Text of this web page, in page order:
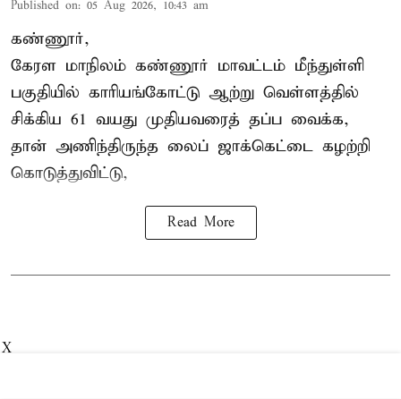
Published on: 05 Aug 2026, 10:43 am
கண்ணூர்,
கேரள மாநிலம் கண்ணூர் மாவட்டம் மீந்துள்ளி
பகுதியில் காரியங்கோட்டு ஆற்று வெள்ளத்தில்
சிக்கிய 61 வயது முதியவரைத் தப்ப வைக்க,
தான் அணிந்திருந்த லைப் ஜாக்கெட்டை கழற்றி
கொடுத்துவிட்டு,
Read More
X